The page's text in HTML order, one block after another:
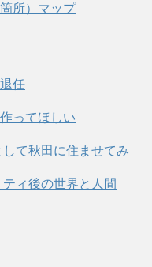
所）マップ
任
ってほしい
て秋田に住ませてみ
ィ後の世界と人間